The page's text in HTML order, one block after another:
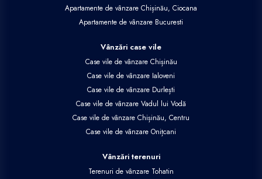
Apartamente de vânzare Chișinău, Ciocana
Apartamente de vânzare Bucuresti
Vânzări case vile
Case vile de vânzare Chișinău
Case vile de vânzare Ialoveni
Case vile de vânzare Durlești
Case vile de vânzare Vadul lui Vodă
Case vile de vânzare Chișinău, Centru
Case vile de vânzare Onițcani
Vânzări terenuri
Terenuri de vânzare Tohatin